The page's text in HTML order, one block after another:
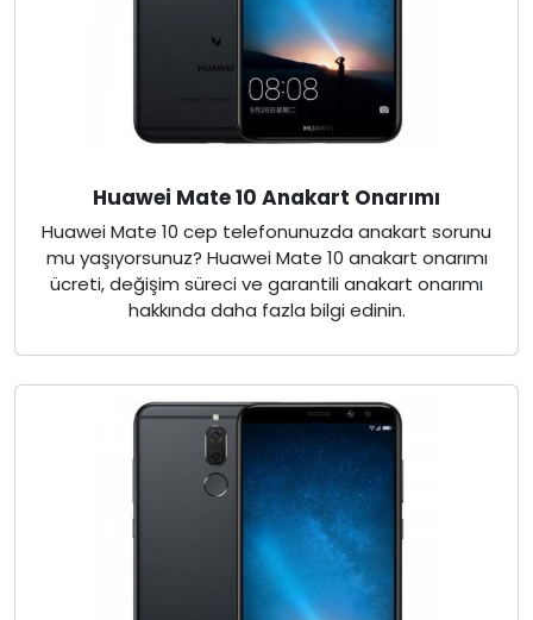
Huawei Mate 10 Anakart Onarımı
Huawei Mate 10 cep telefonunuzda anakart sorunu
mu yaşıyorsunuz? Huawei Mate 10 anakart onarımı
ücreti, değişim süreci ve garantili anakart onarımı
hakkında daha fazla bilgi edinin.